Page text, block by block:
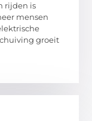
rijden is
mensen
groeit